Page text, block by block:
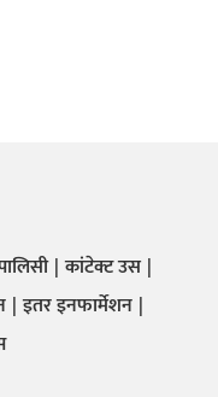
कांटेक्ट उस
इतर इनफार्मेशन